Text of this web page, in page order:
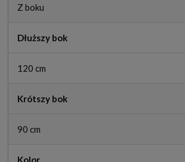
Z boku
Dłuższy bok
120 cm
Krótszy bok
90 cm
Kolor